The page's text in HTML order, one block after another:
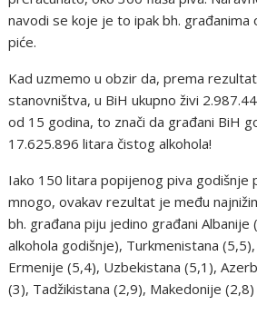
navodi se koje je to ipak bh. građanima
piće.
Kad uzmemo u obzir da, prema
stanovništva, u BiH ukupno živi
od 15 godina, to znači da građani BiH
17.625.896 litara čistog alkohola!
Iako 150 litara popijenog piva godišnje
mnogo, ovakav rezultat je među
bh. građana piju jedino građani
alkohola godišnje), Turkmenistana
Ermenije (5,4), Uzbekistana (5,1),
(3), Tadžikistana (2,9), Makedonije